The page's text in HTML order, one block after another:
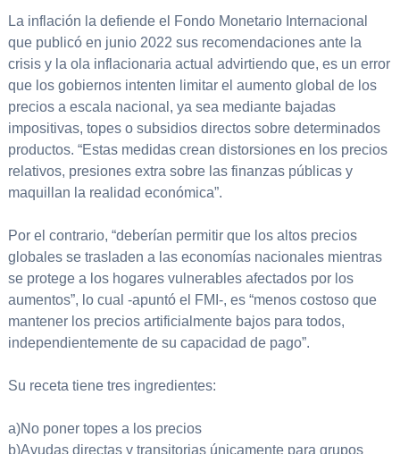
La inflación la defiende el Fondo Monetario Internacional
que publicó en junio 2022 sus recomendaciones ante la
crisis y la ola inflacionaria actual advirtiendo que, es un error
que los gobiernos intenten limitar el aumento global de los
precios a escala nacional, ya sea mediante bajadas
impositivas, topes o subsidios directos sobre determinados
productos. “Estas medidas crean distorsiones en los precios
relativos, presiones extra sobre las finanzas públicas y
maquillan la realidad económica”.
Por el contrario, “deberían permitir que los altos precios
globales se trasladen a las economías nacionales mientras
se protege a los hogares vulnerables afectados por los
aumentos”, lo cual -apuntó el FMI-, es “menos costoso que
mantener los precios artificialmente bajos para todos,
independientemente de su capacidad de pago”.
Su receta tiene tres ingredientes:
a)No poner topes a los precios
b)Ayudas directas y transitorias únicamente para grupos